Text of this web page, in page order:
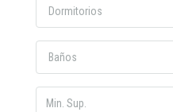
Dormitorios
Baños